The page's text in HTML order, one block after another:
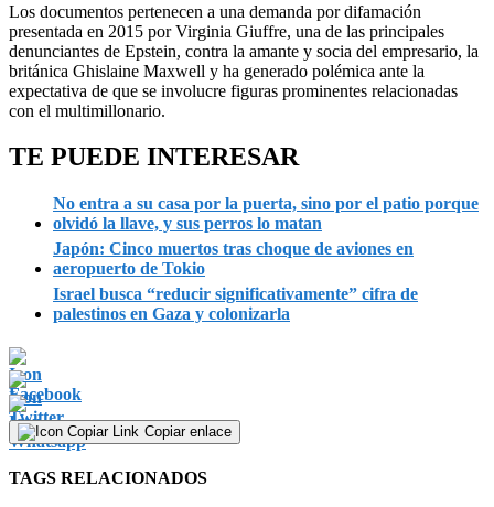
Los documentos pertenecen a una demanda por difamación
presentada en 2015 por Virginia Giuffre, una de las principales
denunciantes de Epstein, contra la amante y socia del empresario, la
británica Ghislaine Maxwell y ha generado polémica ante la
expectativa de que se involucre figuras prominentes relacionadas
con el multimillonario.
TE PUEDE INTERESAR
No entra a su casa por la puerta, sino por el patio porque
olvidó la llave, y sus perros lo matan
Japón: Cinco muertos tras choque de aviones en
aeropuerto de Tokio
Israel busca “reducir significativamente” cifra de
palestinos en Gaza y colonizarla
Copiar enlace
TAGS RELACIONADOS